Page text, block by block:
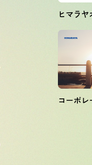
ヒマラヤ
コーポレ